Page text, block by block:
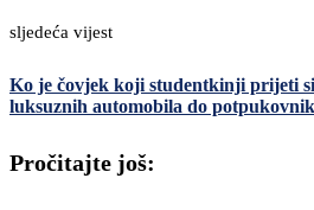
sljedeća vijest
Ko je čovjek koji studentkinji prijeti
luksuznih automobila do
Pročitajte još: